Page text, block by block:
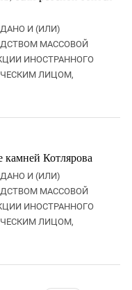
И (ИЛИ)
МАССОВОЙ
ИНОСТРАННОГО
ЛИЦОМ,
Котлярова
И (ИЛИ)
МАССОВОЙ
ИНОСТРАННОГО
ЛИЦОМ,